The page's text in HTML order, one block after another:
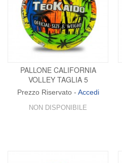
PALLONE CALIFORNIA
VOLLEY TAGLIA 5
Prezzo Riservato - Accedi
NON DISPONIBILE